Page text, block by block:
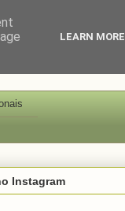
Instagram
LEARN MORE